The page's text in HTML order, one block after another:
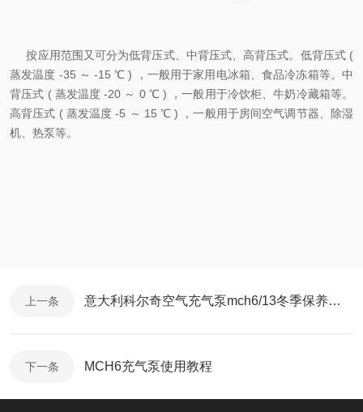
按应用范围又可分为低背压式、中背压式、高背压式。低背压式 (
蒸发温度 -35 ～ -15 ℃ ) ，一般用于家用电冰箱、食品冷冻箱等。中
背压式 ( 蒸发温度 -20 ～ 0 ℃ ) ，一般用于冷饮柜、牛奶冷藏箱等。
高背压式 ( 蒸发温度 -5 ～ 15 ℃ ) ，一般用于房间空气调节器、除湿
机、热泵等。
上一条 意大利科尔奇空气充气泵mch6/13冬季保养技巧
下一条 MCH6充气泵使用教程